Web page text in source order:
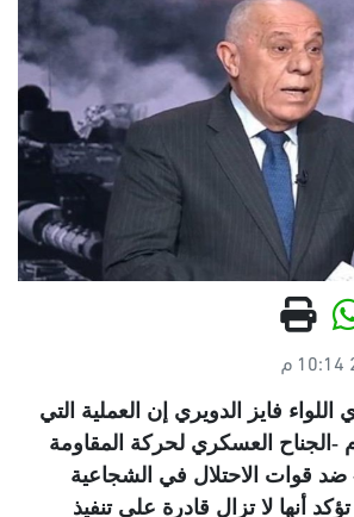
فايز الدويري إن العملية التي
-الجناح العسكري لحركة المقاومة
ضد قوات الاحتلال في الشجاعية
أنها لا تزال قادرة على تنفيذ